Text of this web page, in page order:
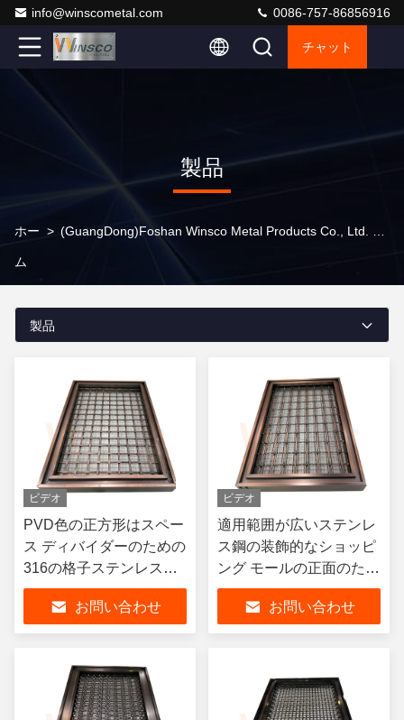
info@winscometal.com 0086-757-86856916
チャット
製品
ホー
ム
>
製品
ビデオ
PVD色の正方形はスペー
ス ディバイダーのための
316の格子ステンレス鋼
の金網のパネルを形づけ
お問い合わせ
ビデオ
適用範囲が広いステンレ
ス鋼の装飾的なショッピ
ング モールの正面のため
に建築0.4-8mmを金網
お問い合わせ